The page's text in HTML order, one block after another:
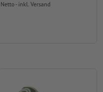
Netto - inkl. Versand